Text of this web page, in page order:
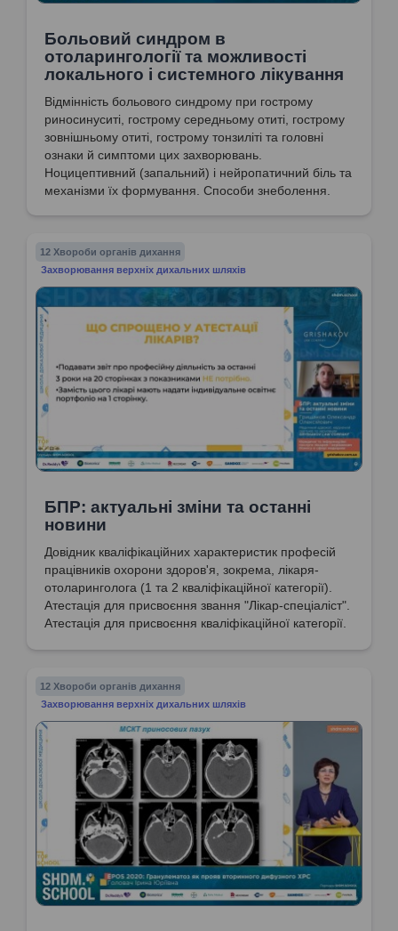
Больовий синдром в
отоларингології та можливості
локального і системного лікування
Відмінність больового синдрому при гострому
риносинуситі, гострому середньому отиті, гострому
зовнішньому отиті, гострому тонзиліті та головні
ознаки й симптоми цих захворювань.
Ноцицептивний (запальний) і нейропатичний біль та
механізми їх формування. Способи знеболення.
12 Хвороби органів дихання
Захворювання верхніх дихальних шляхів
БПР: актуальні зміни та останні
новини
Довідник кваліфікаційних характеристик професій
працівників охорони здоров'я, зокрема, лікаря-
отоларинголога (1 та 2 кваліфікаційної категорії).
Атестація для присвоєння звання "Лікар-спеціаліст".
Атестація для присвоєння кваліфікаційної категорії.
12 Хвороби органів дихання
Захворювання верхніх дихальних шляхів